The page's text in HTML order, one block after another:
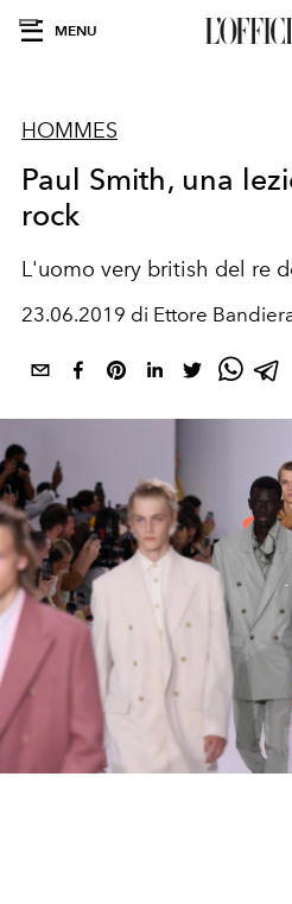
MENU
HOMMES
Paul Smith, una
rock
L'uomo very british del re
23.06.2019 di Ettore